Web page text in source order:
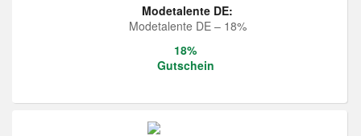
Modetalente DE:
Modetalente DE – 18%
18%
Gutschein